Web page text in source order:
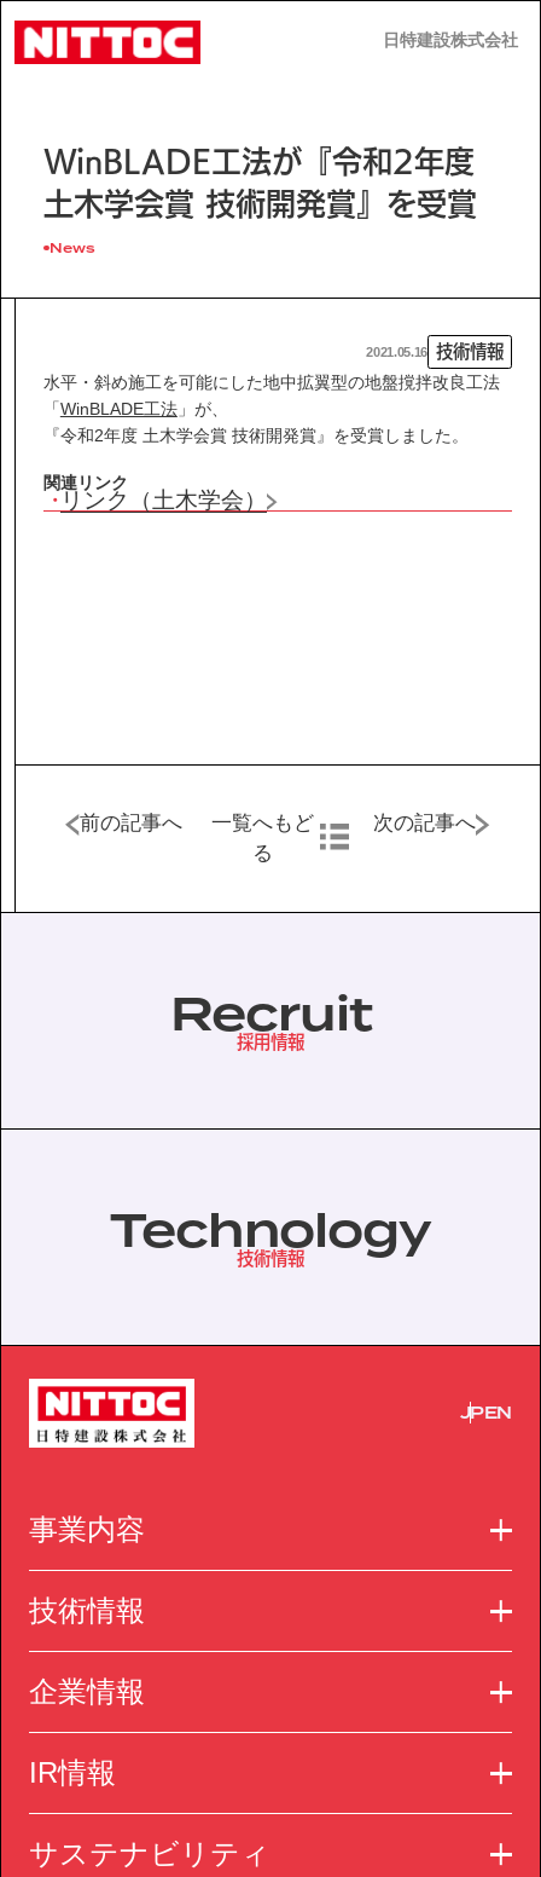
日特建設株式会社
日特建設株式会社
事業内容
技術情報
営業カタログダウンロード
このサイトの使い方
WinBLADE工法が『令和2年度
土木学会賞 技術開発賞』を受賞
News
2021.05.16 技術情報
水平・斜め施工を可能にした地中拡翼型の地盤撹拌改良工法
「WinBLADE工法」が、
『令和2年度 土木学会賞 技術開発賞』を受賞しました。
関連リンク
リンク（土木学会）
前の記事へ
一覧へもど
る
次の記事へ
Recruit
採用情報
Technology
技術情報
JPEN
事業内容
技術情報
企業情報
IR情報
サステナビリティ